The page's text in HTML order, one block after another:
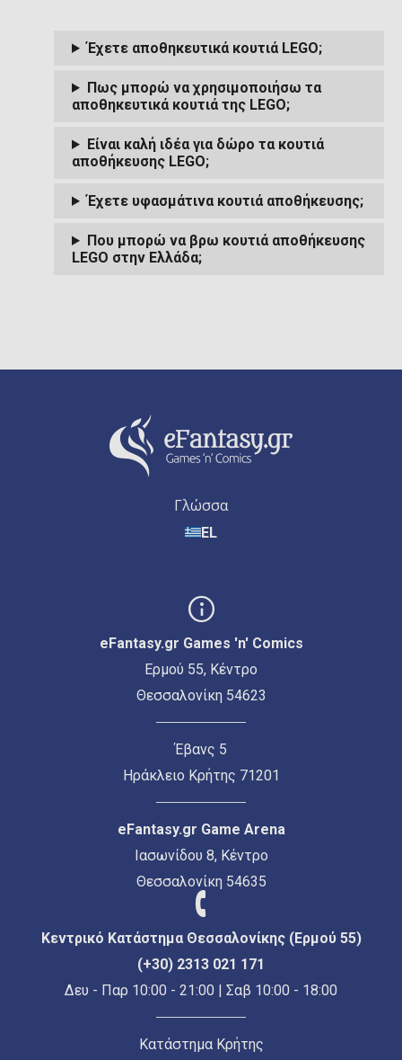
Έχετε αποθηκευτικά κουτιά LEGO;
Πως μπορώ να χρησιμοποιήσω τα
αποθηκευτικά κουτιά της LEGO;
Είναι καλή ιδέα για δώρο τα κουτιά
αποθήκευσης LEGO;
Έχετε υφασμάτινα κουτιά αποθήκευσης;
Που μπορώ να βρω κουτιά αποθήκευσης
LEGO στην Ελλάδα;
Γλώσσα
EL
eFantasy.gr Games 'n' Comics
Ερμού 55, Κέντρο
Θεσσαλονίκη 54623
Έβανς 5
Ηράκλειο Κρήτης 71201
eFantasy.gr Game Arena
Ιασωνίδου 8, Κέντρο
Θεσσαλονίκη 54635
Κεντρικό Κατάστημα Θεσσαλονίκης (Ερμού 55)
(+30) 2313 021 171
Δευ - Παρ 10:00 - 21:00 | Σαβ 10:00 - 18:00
Κατάστημα Κρήτης